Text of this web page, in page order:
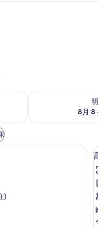
8月 8
查看明日 8月 8 - 8
開放式客房 | 高級寢具、手提電
)
高